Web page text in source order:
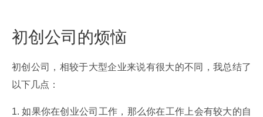
初创公司的烦恼
初创公司，相较于大型企业来说有很大的不同，我总结了
以下几点：
1. 如果你在创业公司工作，那么你在工作上会有较大的自